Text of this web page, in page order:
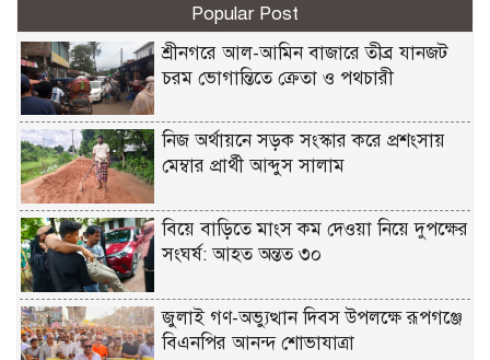
Popular Post
শ্রীনগরে আল-আমিন বাজারে তীব্র যানজট
চরম ভোগান্তিতে ক্রেতা ও পথচারী
নিজ অর্থায়নে সড়ক সংস্কার করে প্রশংসায়
মেম্বার প্রার্থী আব্দুস সালাম
বিয়ে বাড়িতে মাংস কম দেওয়া নিয়ে দুপক্ষের
সংঘর্ষ: আহত অন্তত ৩০ ​
জুলাই গণ-অভ্যুত্থান দিবস উপলক্ষে রূপগঞ্জে
বিএনপির আনন্দ শোভাযাত্রা